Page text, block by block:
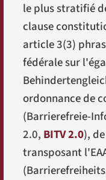
le plus stratifié
clause
article 3(3)
fédérale sur
ordonnance de
(Barrierefreie-
2.0, BITV 2.0),
transposant
(